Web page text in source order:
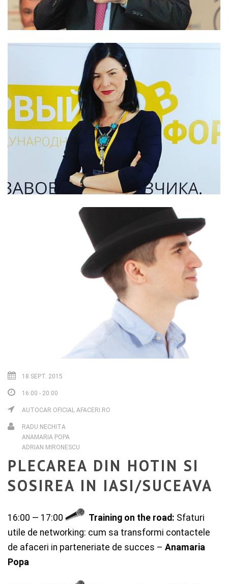
18 SEPT. 2015
16:00 - 20:00
AUTOCAR OFICIAL AFACERI.RO
RADU NECHITA
ANAMARIA POPA
ADRIAN MIRONESCU
PLECAREA DIN HOTIN SI
SOSIREA IN IASI/SUCEAVA
16:00 — 17:00 Training on the road: Sfaturi
utile de networking: cum sa transformi contactele
de afaceri in parteneriate de succes – Anamaria
Popa